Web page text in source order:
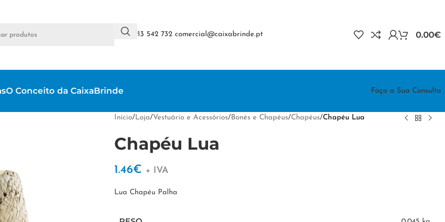
+351 913 542 732 comercial@caixabrinde.pt 0.00€
O Conceito da CaixaBrinde Faça a Sua Consulta
Início/Loja/Vestuário e Acessórios/Bonés e Chapéus/Chapéus/Chapéu Lua
Chapéu Lua
1.46€ + IVA
Lua Chapéu Palha